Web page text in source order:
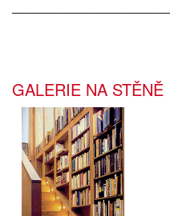
GALERIE NA STĚNĚ